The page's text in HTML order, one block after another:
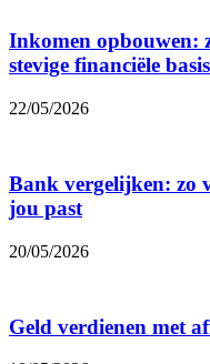
Inkomen opbouwen:
stevige financiële
22/05/2026
Bank vergelijken: zo
jou past
20/05/2026
Geld verdienen met